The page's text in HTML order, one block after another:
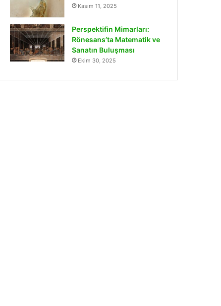
Kasım 11, 2025
Perspektifin Mimarları:
Rönesans’ta Matematik ve
Sanatın Buluşması
Ekim 30, 2025